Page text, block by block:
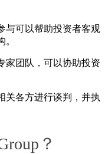
与可以帮助投资者客观
家团队，可以协助投资
关各方进行谈判，并执
？